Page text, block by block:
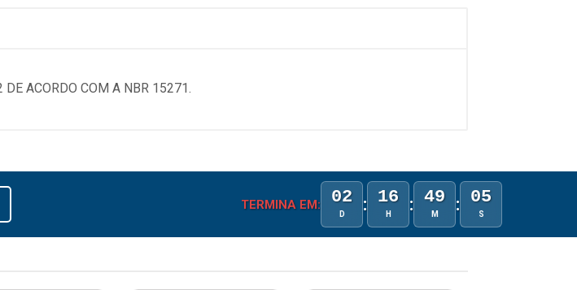
ACORDO COM A NBR 15271.
TERMINA EM: 02
D : 16
H : 49
M : 05
S